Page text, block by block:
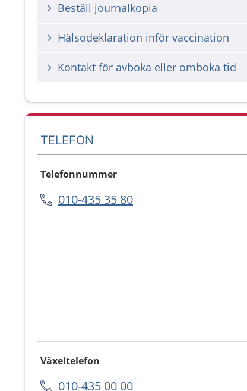
Beställ journalkopia
Hälsodeklaration inför vaccination
Kontakt för avboka eller omboka tid
TELEFON
Telefonnummer
010-435 35 80
Växeltelefon
010-435 00 00